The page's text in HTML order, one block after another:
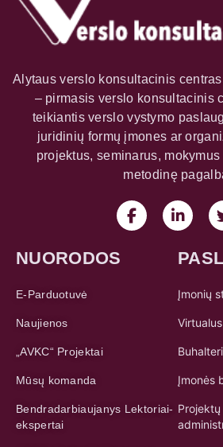
Alytaus verslo konsultacinis
– pirmasis verslo konsultacinis
teikiantis verslo vystymo
juridinių formų įmones ar
projektus, seminarus,
metodinę
NUORODOS
E-Parduotuvė
Naujienos
„AVKC“ Projektai
Mūsų komanda
Bendradarbiaujanys Lektoriai-
ekspertai
Įmonių
Įmonės